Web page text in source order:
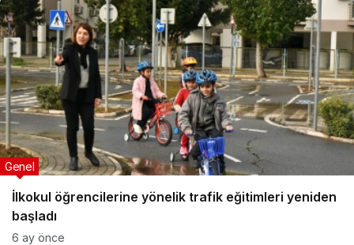
İlkokul öğrencilerine yönelik trafik eğitimleri yeniden
başladı
Genel
6 ay önce